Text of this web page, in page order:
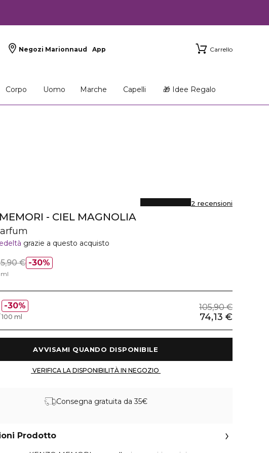
Negozi Marionnaud App Carrello
Corpo Uomo Marche Capelli 🎁 Idee Regalo
- CIEL MAGNOLIA
2 recensioni
grazie a questo acquisto
30%
€
30% 105,90 €
74,13 €
ml
Consegna gratuita da 35€
Prodotto